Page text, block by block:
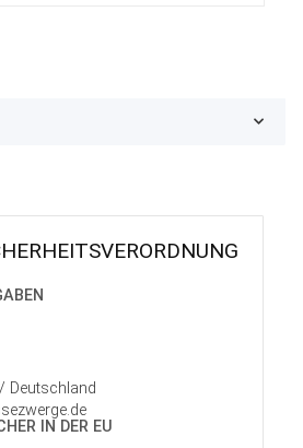
Deutschland
IN DER EU